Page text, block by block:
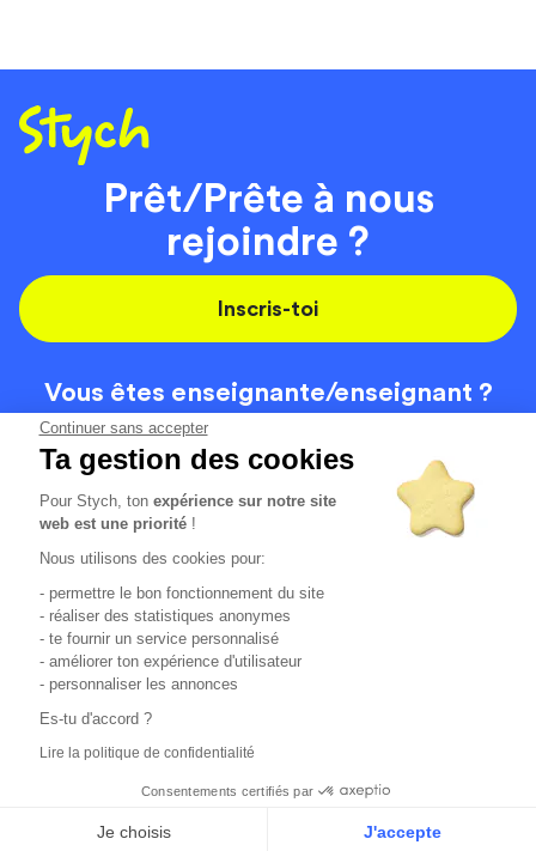
Continuer sans accepter
Ta gestion des cookies
Pour Stych, tonexpérience sur notre site
web est une priorité !
Nous utilisons des cookies pour:
- permettre le bon fonctionnement du site
- réaliser des statistiques anonymes
- te fournir un service personnalisé
- améliorer ton expérience d'utilisateur
- personnaliser les annonces
Es-tu d'accord ?
Lire la politique de confidentialité
Consentements certifiés par
Je choisis J'accepte
Prêt/Prête à nous
rejoindre ?
Inscris-toi
Vous êtes enseignante/enseignant ?
On recrute
Code de la route
Localisation
Contact
Tous les avis clients4.6/5 (51148 avis publiés)
Comment sont calculés nos taux de réussite ?
passé leur examen une ou deux fois au cours des 12 derniers